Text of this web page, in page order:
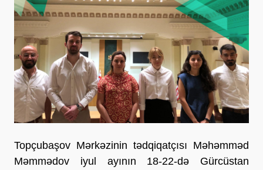
Topçubaşov Mərkəzinin tədqiqatçısı Məhəmməd
Məmmədov iyul ayının 18-22-də Gürcüstan